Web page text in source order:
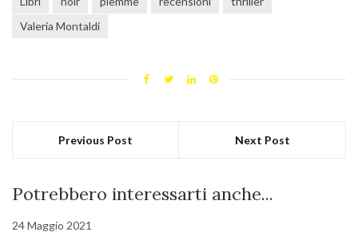
Valeria Montaldi
Previous Post Next Post
Potrebbero interessarti anche...
24 Maggio 2021